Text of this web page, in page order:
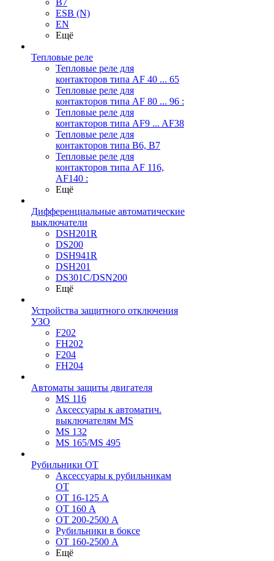
B7
ESB (N)
EN
Ещё
Тепловые реле
Тепловые реле для
контакторов типа AF 40 ... 65
Тепловые реле для
контакторов типа AF 80 ... 96 :
Тепловые реле для
контакторов типа AF9 ... AF38
Тепловые реле для
контакторов типа В6, В7
Тепловые реле для
контакторов типа AF 116,
AF140 :
Ещё
Дифференциальные автоматические
выключатели
DSH201R
DS200
DSH941R
DSH201
DS301C/DSN200
Ещё
Устройства защитного отключения
УЗО
F202
FH202
F204
FH204
Автоматы защиты двигателя
MS 116
Аксессуары к автоматич.
выключателям MS
MS 132
MS 165/MS 495
Рубильники ОТ
Аксессуары к рубильникам
OT
OT 16-125 А
OT 160 А
OT 200-2500 А
Рубильники в боксе
OT 160-2500 А
Ещё